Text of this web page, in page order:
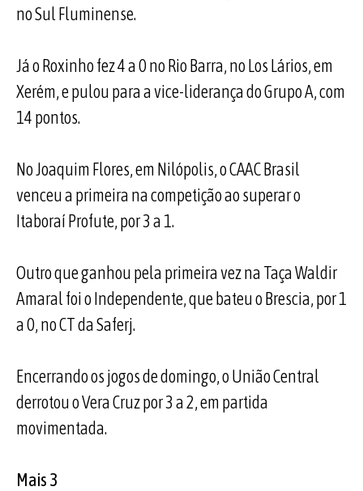
no Sul Fluminense.
Já o Roxinho fez 4 a 0 no Rio Barra, no Los Lários, em
Xerém, e pulou para a vice-liderança do Grupo A, com
14 pontos.
No Joaquim Flores, em Nilópolis, o CAAC Brasil
venceu a primeira na competição ao superar o
Itaboraí Profute, por 3 a 1.
Outro que ganhou pela primeira vez na Taça Waldir
Amaral foi o Independente, que bateu o Brescia, por 1
a 0, no CT da Saferj.
Encerrando os jogos de domingo, o União Central
derrotou o Vera Cruz por 3 a 2, em partida
movimentada.
Mais 3